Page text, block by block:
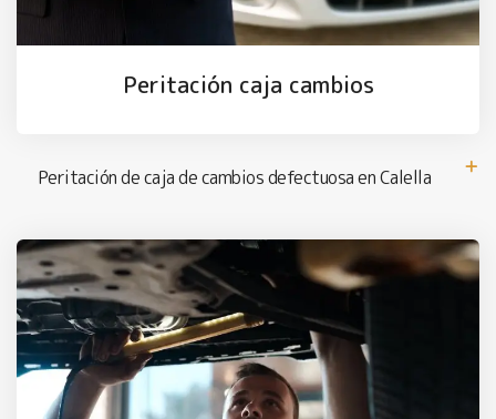
Peritación caja cambios
Peritación de caja de cambios defectuosa en Calella